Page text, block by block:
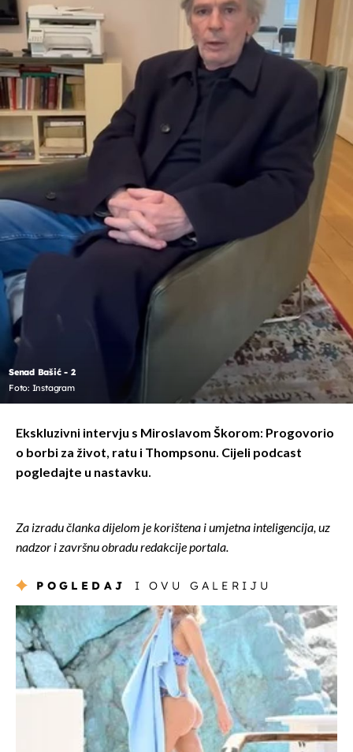
Senad Bašić - 2
Foto: Instagram
Ekskluzivni intervju s Miroslavom Škorom: Progovorio
o borbi za život, ratu i Thompsonu. Cijeli podcast
pogledajte u nastavku.
Za izradu članka dijelom je korištena i umjetna inteligencija, uz
nadzor i završnu obradu redakcije portala.
POGLEDAJ I OVU GALERIJU